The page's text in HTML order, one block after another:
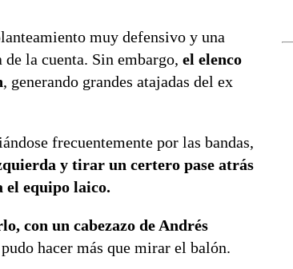
muy defensivo y una
la cuenta. Sin embargo, el elenco
, generando grandes atajadas del ex
frecuentemente por las bandas,
y tirar un certero pase atrás
el equipo laico.
con un cabezazo de Andrés
hacer más que mirar el balón.